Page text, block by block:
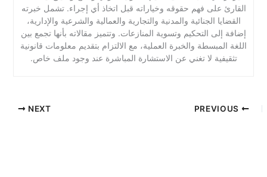
القارئ على فهم حقوقه وخياراته قبل اتخاذ أي إجراء. تشمل خبرته
القضايا الجنائية والمدنية والتجارية والعمالية والشرعية والإدارية،
إضافة إلى التحكيم وتسوية المنازعات. وتتميز مقالاته بأنها تجمع بين
اللغة المبسطة والخبرة العملية، مع الالتزام بتقديم معلومات قانونية
تثقيفية لا تغني عن الاستشارة المباشرة عند وجود ملف خاص.
NEXT